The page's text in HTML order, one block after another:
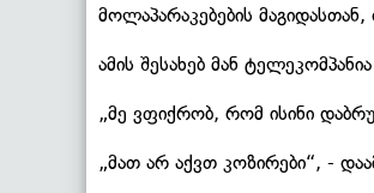
მოლაპარაკებების
ამის შესახებ მან
„მე ვფიქრობ, რომ ისინი
„მათ არ აქვთ კოზირები“, -